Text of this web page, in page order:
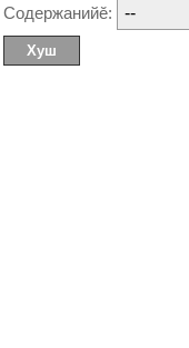
Содержанийĕ: